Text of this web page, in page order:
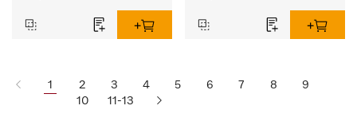
glazen.
1 2 3 4 5 6 7 8
9
10
11-13